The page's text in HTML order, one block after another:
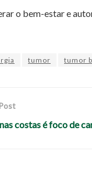
o bem-estar e
tumor tumor
costas é foco de